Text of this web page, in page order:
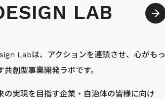
LAB
Labは、アクションを連鎖させ、心がもっ
創型事業開発ラボです。
実現を目指す企業・自治体の皆様に向け